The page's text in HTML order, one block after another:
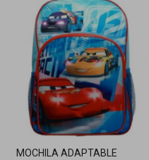
MOCHILA ADAPTABLE